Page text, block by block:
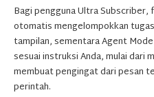
Bagi pengguna Ultra
otomatis mengelompokkan
tampilan, sementara Agent
sesuai instruksi Anda, mulai dari
membuat pengingat dari pesan
perintah.